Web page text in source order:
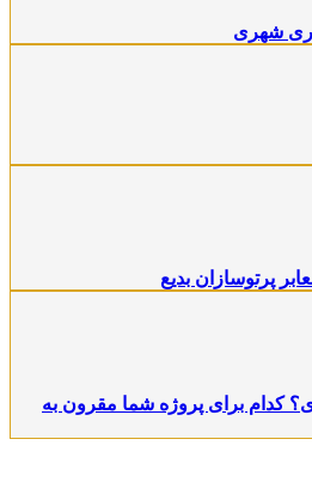
شهری
پرتوسازان بدیع
۹ متری یا ۱۲ متری؟ کدام برای پروژه شما مقرون به